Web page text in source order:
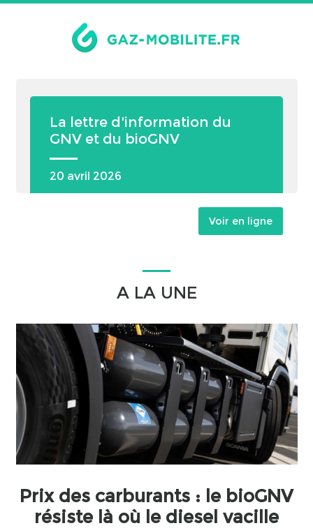
La lettre d'information du
GNV et du bioGNV
20 avril 2026
Voir en ligne
A LA UNE
Prix des carburants : le bioGNV
résiste là où le diesel vacille